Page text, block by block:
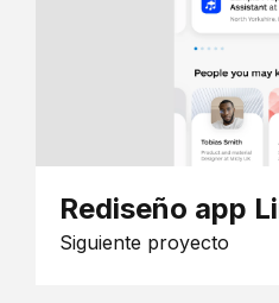
Rediseño app
Siguiente proyecto